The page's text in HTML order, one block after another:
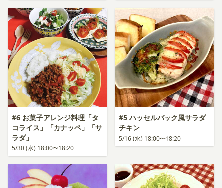
#6 お菓子アレンジ料理「タ
コライス」「カナッペ」「サ
ラダ」
5/30 (水) 18:00〜18:20
#5 ハッセルバック風サラダ
チキン
5/16 (水) 18:00〜18:20